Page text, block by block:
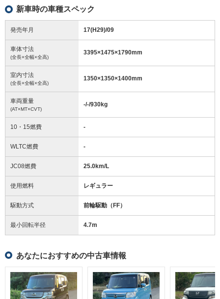
新車時の車種スペック
発売年月 17(H29)/09
車体寸法
(全長×全幅×全高)
3395×1475×1790mm
室内寸法
(全長×全幅×全高)
1350×1350×1400mm
車両重量
(AT×MT×CVT)
-/-/930kg
10・15燃費 -
WLTC燃費 -
JC08燃費 25.0km/L
使用燃料 レギュラー
駆動方式 前輪駆動（FF）
最小回転半径 4.7m
あなたにおすすめの中古車情報